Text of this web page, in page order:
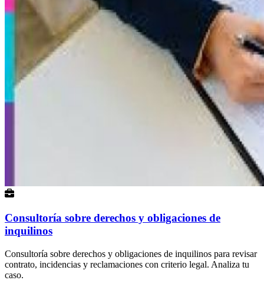
Consultoría sobre derechos y obligaciones de
inquilinos
Consultoría sobre derechos y obligaciones de inquilinos para revisar
contrato, incidencias y reclamaciones con criterio legal. Analiza tu
caso.